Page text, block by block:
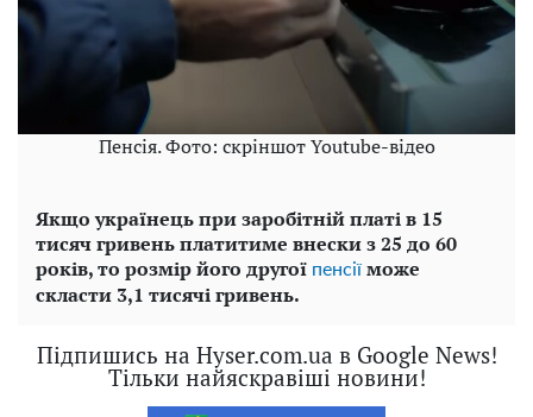
Пенсія. Фото: скріншот Youtube-відео
Якщо українець при заробітній платі в 15
тисяч гривень платитиме внески з 25 до 60
років, то розмір його другої пенсії може
скласти 3,1 тисячі гривень.
Підпишись на Hyser.com.ua в Google News!
Тільки найяскравіші новини!